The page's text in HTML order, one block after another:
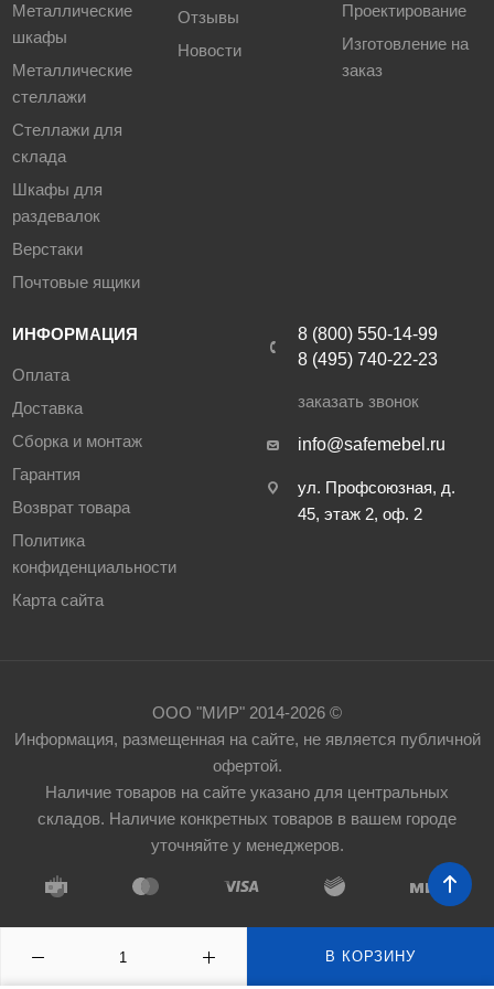
В КОРЗИНУ
универсальность для широкого спектра применений: от
домашнего хранения до организации пространства в
офисе или гараже;
оптимальное использование пространства в различных
помещениях;
счет использования ниш (углублений) в стене;
простоту сборки и возможность добавления
дополнительных модулей;
сетчатые полки для лучшей вентиляции,
легкий визуальный доступ к содержимому;
стоимость гардеробной системы ПРАКТИК Home
Рекомендуем ознакомиться с правилами эксплуатации
гардеробных систем, которые представлены во вкладке
У нас в каталоге Вы можете выбрать и заказать готовый
комплект гардеробной системы ПРАКТИК Home или
Обратите внимание! Крепёж к стене не входит в
комплект! Его необходимо подобрать и приобрести
самостоятельно исходя из материала вашей стены.
Металлические
шкафы
Металлические
стеллажи
Стеллажи для
склада
Шкафы для
раздевалок
Верстаки
Почтовые ящики
Отзывы
Новости
Проектирование
Изготовление на
заказ
ИНФОРМАЦИЯ
Оплата
Доставка
Сборка и монтаж
Гарантия
Возврат товара
Политика
конфиденциальности
Карта сайта
8 (800) 550-14-99
8 (495) 740-22-23
заказать звонок
info@safemebel.ru
ул. Профсоюзная, д.
45, этаж 2, оф. 2
ООО "МИР" 2014-2026 ©
Информация, размещенная на сайте, не является публичной
офертой.
Наличие товаров на сайте указано для центральных
складов. Наличие конкретных товаров в вашем городе
уточняйте у менеджеров.